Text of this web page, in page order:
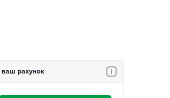
ваш рахунок